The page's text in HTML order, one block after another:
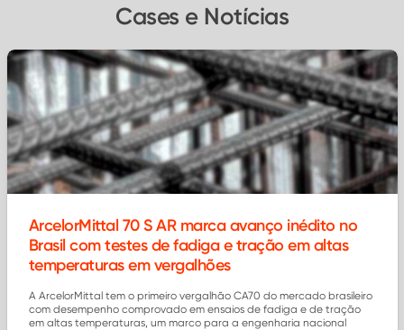
Cases e Notícias
ArcelorMittal 70 S AR marca avanço inédito no
Brasil com testes de fadiga e tração em altas
temperaturas em vergalhões
A ArcelorMittal tem o primeiro vergalhão CA70 do mercado brasileiro
com desempenho comprovado em ensaios de fadiga e de tração
em altas temperaturas, um marco para a engenharia nacional